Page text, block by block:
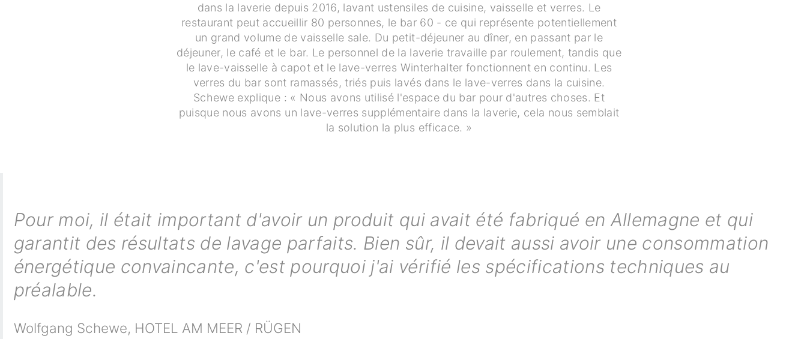
dans la laverie depuis 2016, lavant ustensiles de cuisine, vaisselle et verres. Le
restaurant peut accueillir 80 personnes, le bar 60 - ce qui représente potentiellement
un grand volume de vaisselle sale. Du petit-déjeuner au dîner, en passant par le
déjeuner, le café et le bar. Le personnel de la laverie travaille par roulement, tandis que
le lave-vaisselle à capot et le lave-verres Winterhalter fonctionnent en continu. Les
verres du bar sont ramassés, triés puis lavés dans le lave-verres dans la cuisine.
Schewe explique : « Nous avons utilisé l'espace du bar pour d'autres choses. Et
puisque nous avons un lave-verres supplémentaire dans la laverie, cela nous semblait
la solution la plus efficace. »
Pour moi, il était important d'avoir un produit qui avait été fabriqué en Allemagne et qui
garantit des résultats de lavage parfaits. Bien sûr, il devait aussi avoir une consommation
énergétique convaincante, c'est pourquoi j'ai vérifié les spécifications techniques au
préalable.
Wolfgang Schewe, HOTEL AM MEER / RÜGEN